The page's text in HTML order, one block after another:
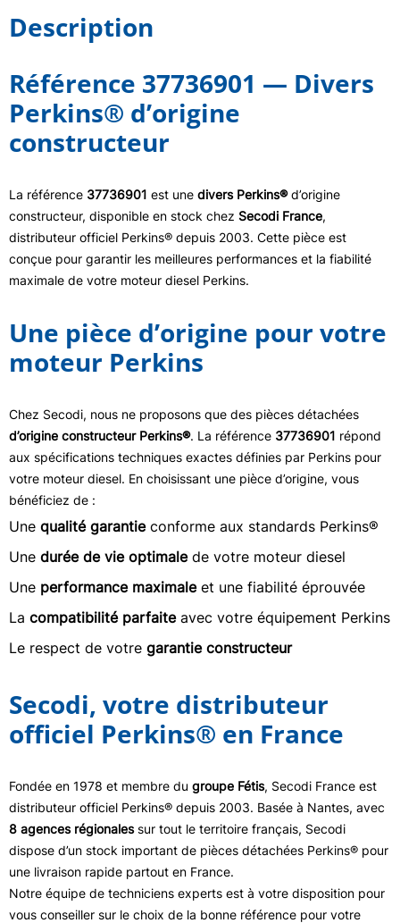
Description
Référence 37736901 — Divers
Perkins® d’origine
constructeur
La référence 37736901 est une divers Perkins®d’origine
constructeur, disponible en stock chez Secodi France,
distributeur officiel Perkins® depuis 2003. Cette pièce est
conçue pour garantir les meilleures performances et la fiabilité
maximale de votre moteur diesel Perkins.
Une pièce d’origine pour votre
moteur Perkins
Chez Secodi, nous ne proposons que des pièces détachées
d’origine constructeur Perkins®. La référence 37736901 répond
aux spécifications techniques exactes définies par Perkins pour
votre moteur diesel. En choisissant une pièce d’origine, vous
bénéficiez de :
Une qualité garantieconforme aux standards Perkins®
Une durée de vie optimalede votre moteur diesel
Une performance maximaleet une fiabilité éprouvée
La compatibilité parfaiteavec votre équipement Perkins
Le respect de votre garantie constructeur
Secodi, votre distributeur
officiel Perkins® en France
Fondée en 1978 et membre du groupe Fétis, Secodi France est
distributeur officiel Perkins® depuis 2003. Basée à Nantes, avec
8 agences régionalessur tout le territoire français, Secodi
dispose d’un stock important de pièces détachées Perkins® pour
une livraison rapide partout en France.
Notre équipe de techniciens experts est à votre disposition pour
vous conseiller sur le choix de la bonne référence pour votre